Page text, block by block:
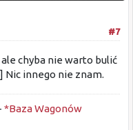
#7
chyba nie warto bulić
Nic innego nie znam.
*Baza Wagonów